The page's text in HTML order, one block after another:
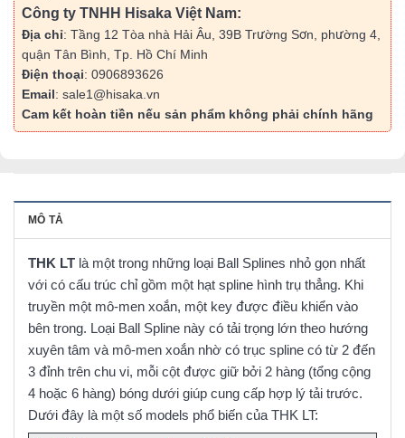
Công ty TNHH Hisaka Việt Nam:
Địa chỉ: Tầng 12 Tòa nhà Hải Âu, 39B Trường Sơn, phường 4,
quận Tân Bình, Tp. Hồ Chí Minh
Điện thoại: 0906893626
Email: sale1@hisaka.vn
Cam kết hoàn tiền nếu sản phẩm không phải chính hãng
MÔ TẢ
THK LT là một trong những loại Ball Splines nhỏ gọn nhất
với có cấu trúc chỉ gồm một hạt spline hình trụ thẳng. Khi
truyền một mô-men xoắn, một key được điều khiển vào
bên trong. Loại Ball Spline này có tải trọng lớn theo hướng
xuyên tâm và mô-men xoắn nhờ có trục spline có từ 2 đến
3 đỉnh trên chu vi, mỗi cột được giữ bởi 2 hàng (tổng cộng
4 hoặc 6 hàng) bóng dưới giúp cung cấp hợp lý tải trước.
Dưới đây là một số models phổ biến của THK LT: